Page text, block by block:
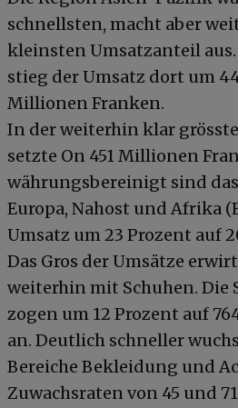
schnellsten, macht aber
kleinsten Umsatzanteil
stieg der Umsatz dort um
Millionen Franken.
In der weiterhin klar
setzte On 451 Millionen
währungsbereinigt sind
Europa, Nahost und Afrika
Umsatz um 23 Prozent auf
Das Gros der Umsätze
weiterhin mit Schuhen. Die
zogen um 12 Prozent auf
an. Deutlich schneller
Bereiche Bekleidung und
Zuwachsraten von 45 und